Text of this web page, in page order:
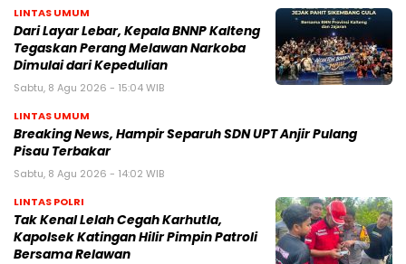
LINTAS UMUM
Dari Layar Lebar, Kepala BNNP Kalteng
Tegaskan Perang Melawan Narkoba
Dimulai dari Kepedulian
Sabtu, 8 Agu 2026 - 15:04 WIB
LINTAS UMUM
Breaking News, Hampir Separuh SDN UPT Anjir Pulang
Pisau Terbakar
Sabtu, 8 Agu 2026 - 14:02 WIB
LINTAS POLRI
Tak Kenal Lelah Cegah Karhutla,
Kapolsek Katingan Hilir Pimpin Patroli
Bersama Relawan